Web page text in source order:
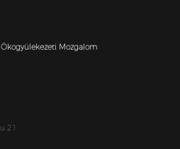
Mozgalom
21.